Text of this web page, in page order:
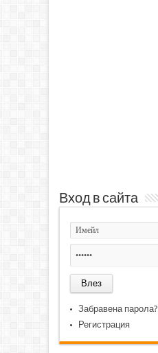
Вход в сайта
Забравена парола?
Регистрация